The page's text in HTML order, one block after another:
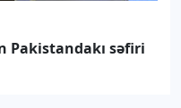
Pakistandakı səfiri